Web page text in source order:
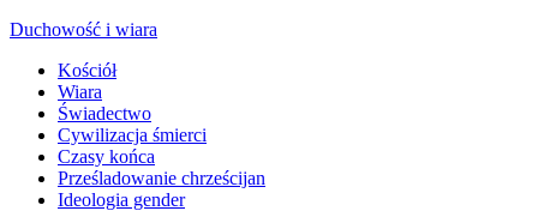
Duchowość i wiara
Kościół
Wiara
Świadectwo
Cywilizacja śmierci
Czasy końca
Prześladowanie chrześcijan
Ideologia gender